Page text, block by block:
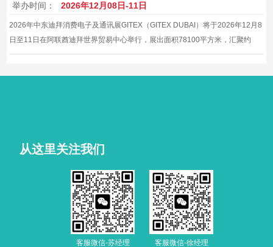
举办时间：
2026年12月08日-11日
2026年中东迪拜消费电子及通讯展GITEX（GITEX DUBAI）将于2026年12月8
日至11日在阿联酋迪拜世界贸易中心举行，展出面积78100平方米，汇聚约
3700家展商，预计吸引超145000名观众，是中东地区最大的消费电子展览
从这里关注我们
客服微信-苏经理 客服微信-徐经理